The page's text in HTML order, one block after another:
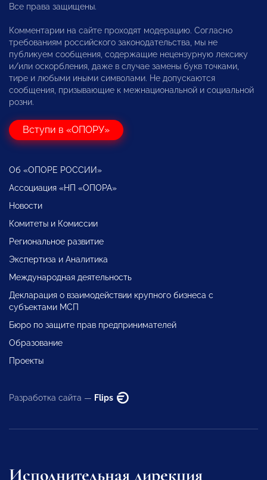
Все права защищены.
Комментарии на сайте проходят модерацию. Согласно
требованиям российского законодательства, мы не
публикуем сообщения, содержащие нецензурную лексику
и/или оскорбления, даже в случае замены букв точками,
тире и любыми иными символами. Не допускаются
сообщения, призывающие к межнациональной и социальной
розни.
Вступи в «ОПОРУ»
Об «ОПОРЕ РОССИИ»
Ассоциация «НП «ОПОРА»
Новости
Комитеты и Комиссии
Региональное развитие
Экспертиза и Аналитика
Международная деятельность
Декларация о взаимодействии крупного бизнеса с
субъектами МСП
Бюро по защите прав предпринимателей
Образование
Проекты
Разработка сайта — Flips
Исполнительная дирекция